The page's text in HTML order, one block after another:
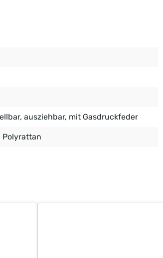
, ausziehbar, mit Gasdruckfeder
Polyrattan